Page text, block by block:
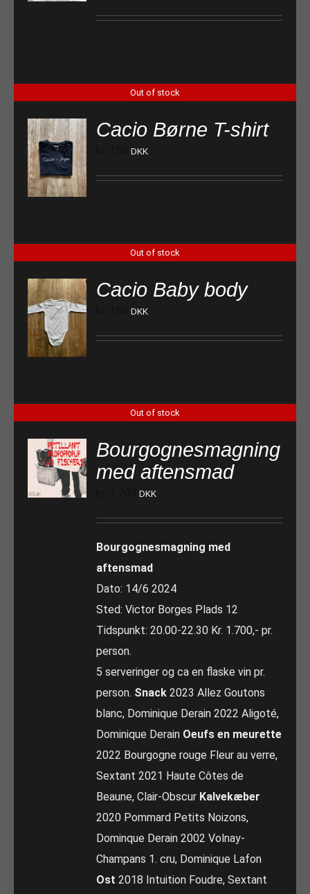
Out of stock
Cacio Børne T-shirt
DKK
Out of stock
Cacio Baby body
DKK
Out of stock
Bourgognesmagning
med aftensmad
DKK
Bourgognesmagning med
aftensmad
Dato: 14/6 2024
Sted: Victor Borges Plads 12
Tidspunkt: 20.00-22.30 Kr. 1.700,- pr.
person.
5 serveringer og ca en flaske vin pr.
person. Snack 2023 Allez Goutons
blanc, Dominique Derain 2022 Aligoté,
Dominique Derain Oeufs en meurette
2022 Bourgogne rouge Fleur au verre,
Sextant 2021 Haute Côtes de
Beaune, Clair-Obscur Kalvekæber
2020 Pommard Petits Noizons,
Dominque Derain 2002 Volnay-
Champans 1. cru, Dominique Lafon
Ost 2018 Intuition Foudre, Sextant